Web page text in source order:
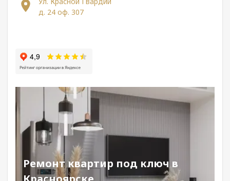
д. 24 оф. 307
Ремонт квартир под ключ в